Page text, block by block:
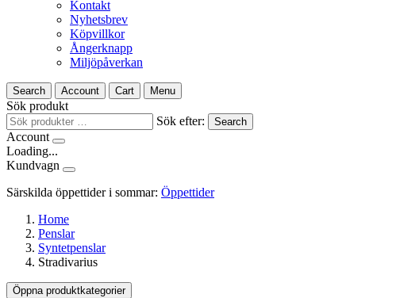
Kontakt
Nyhetsbrev
Köpvillkor
Ångerknapp
Miljöpåverkan
Search Account Cart Menu
Sök produkt
Sök efter:
Search
Account
Loading...
Kundvagn
Särskilda öppettider i sommar: Öppettider
Home
Penslar
Syntetpenslar
Stradivarius
Öppna produktkategorier